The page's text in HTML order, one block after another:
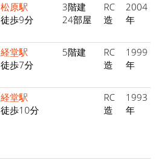
松原駅
徒歩9分
3階建
24部屋
RC
造
2004
年
経堂駅
徒歩7分
5階建
RC
造
1999
年
経堂駅
徒歩10分
RC
造
1993
年